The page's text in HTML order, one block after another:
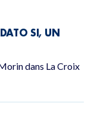
SI, UN
dans La Croix